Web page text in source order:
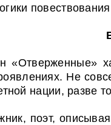
Не
нации, разве
поэт,